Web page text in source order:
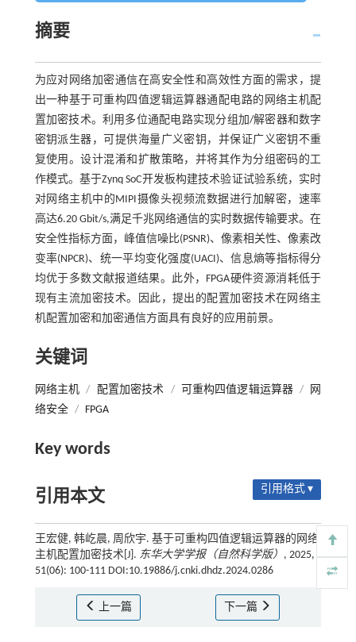
摘要
为应对网络加密通信在高安全性和高效性方面的需求，提
出一种基于可重构四值逻辑运算器通配电路的网络主机配
置加密技术。利用多位通配电路实现分组加/解密器和数字
密钥派生器，可提供海量广义密钥，并保证广义密钥不重
复使用。设计混淆和扩散策略，并将其作为分组密码的工
作模式。基于Zynq SoC开发板构建技术验证试验系统，实时
对网络主机中的MIPI摄像头视频流数据进行加解密，速率
高达6.20 Gbit/s,满足千兆网络通信的实时数据传输要求。在
安全性指标方面，峰值信噪比(PSNR)、像素相关性、像素改
变率(NPCR)、统一平均变化强度(UACI)、信息熵等指标得分
均优于多数文献报道结果。此外，FPGA硬件资源消耗低于
现有主流加密技术。因此，提出的配置加密技术在网络主
机配置加密和加密通信方面具有良好的应用前景。
关键词
网络主机 / 配置加密技术 / 可重构四值逻辑运算器 /
网
络安全 / FPGA
Key words
引用本文 引用格式 ▾
王宏健, 韩屹晨, 周欣宇. 基于可重构四值逻辑运算器的网络
主机配置加密技术[J]. 东华大学学报（自然科学版） , 2025,
51(06): 100-111 DOI:10.19886/j.cnki.dhdz.2024.0286
上一篇 下一篇